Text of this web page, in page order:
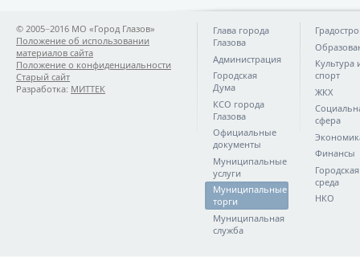
© 2005−2016 МО «Город Глазов»
Положение об использовании
материалов сайта
Положение о конфиденциальности
Старый сайт
Разработка: МИТТЕК
Глава города
Глазова
Администрация
Городская
Дума
КСО города
Глазова
Официальные
документы
Муниципальные
услуги
Муниципальные
торги
Муниципальная
служба
Культура
спорт
ЖКХ
сфера
Финансы
Городская
среда
НКО